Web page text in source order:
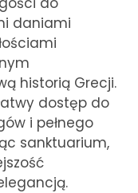
daniami
historią Grecji.
dostęp do
i pełnego
sanktuarium,